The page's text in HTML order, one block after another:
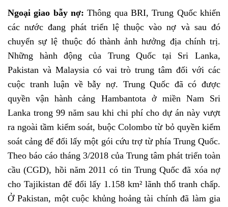
Ngoại giao bẫy nợ:Thông qua BRI, Trung Quốc khiến
các nước đang phát triển lệ thuộc vào nợ và sau đó
chuyển sự lệ thuộc đó thành ảnh hưởng địa chính trị.
Những hành động của Trung Quốc tại Sri Lanka,
Pakistan và Malaysia có vai trò trung tâm đối với các
cuộc tranh luận về bẫy nợ. Trung Quốc đã có được
quyền vận hành cảng Hambantota ở miền Nam Sri
Lanka trong 99 năm sau khi chi phí cho dự án này vượt
ra ngoài tầm kiểm soát, buộc Colombo từ bỏ quyền kiểm
soát cảng để đổi lấy một gói cứu trợ từ phía Trung Quốc.
Theo báo cáo tháng 3/2018 của Trung tâm phát triển toàn
cầu (CGD), hồi năm 2011 có tin Trung Quốc đã xóa nợ
cho Tajikistan để đổi lấy 1.158 km² lãnh thổ tranh chấp.
Ở Pakistan, một cuộc khủng hoảng tài chính đã làm gia